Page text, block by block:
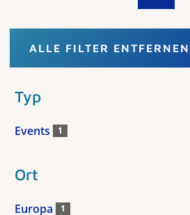
ALLE FILTER ENTFERNEN
Typ
Events 1
Ort
Europa 1